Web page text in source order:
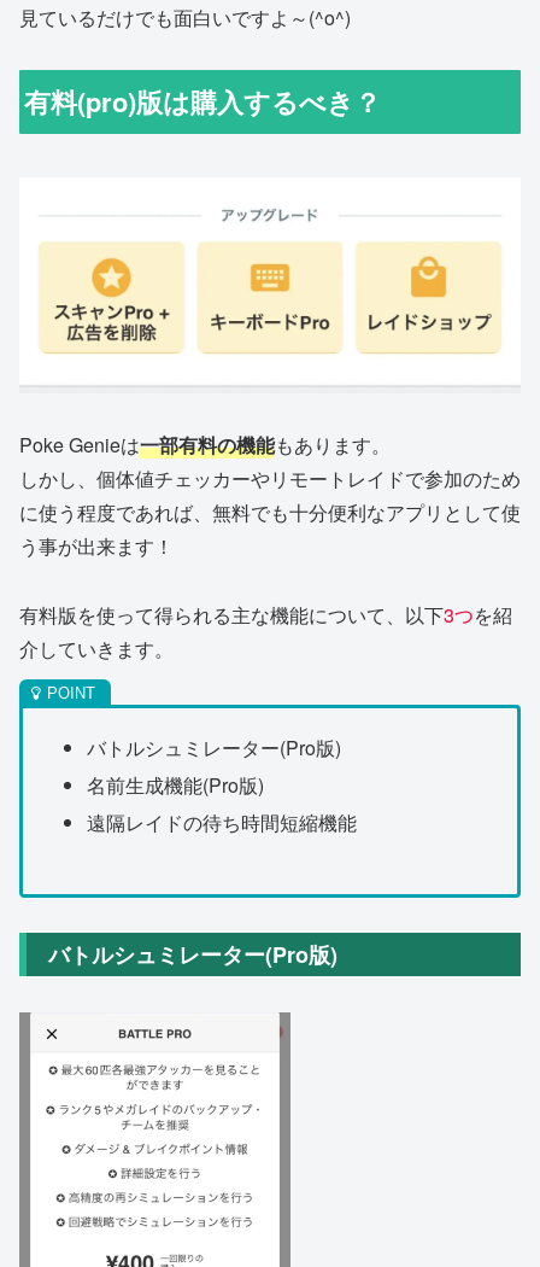
見ているだけでも面白いですよ～(^o^)
有料(pro)版は購入するべき？
Poke Genieは一部有料の機能もあります。
しかし、個体値チェッカーやリモートレイドで参加のため
に使う程度であれば、無料でも十分便利なアプリとして使
う事が出来ます！
有料版を使って得られる主な機能について、以下3つを紹
介していきます。
バトルシュミレーター(Pro版)
名前生成機能(Pro版)
遠隔レイドの待ち時間短縮機能
バトルシュミレーター(Pro版)